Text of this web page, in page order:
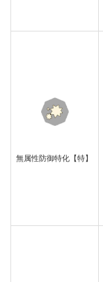
無属性防御特化【特】